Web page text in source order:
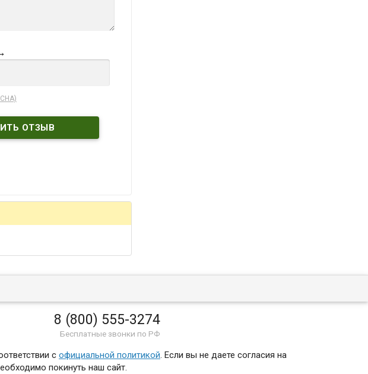
8 (800) 555-3274
Бесплатные звонки по РФ
с официальной политикой. Если вы не даете согласия на
покинуть наш сайт.